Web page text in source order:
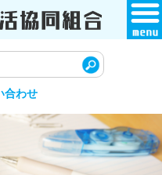
合わせ